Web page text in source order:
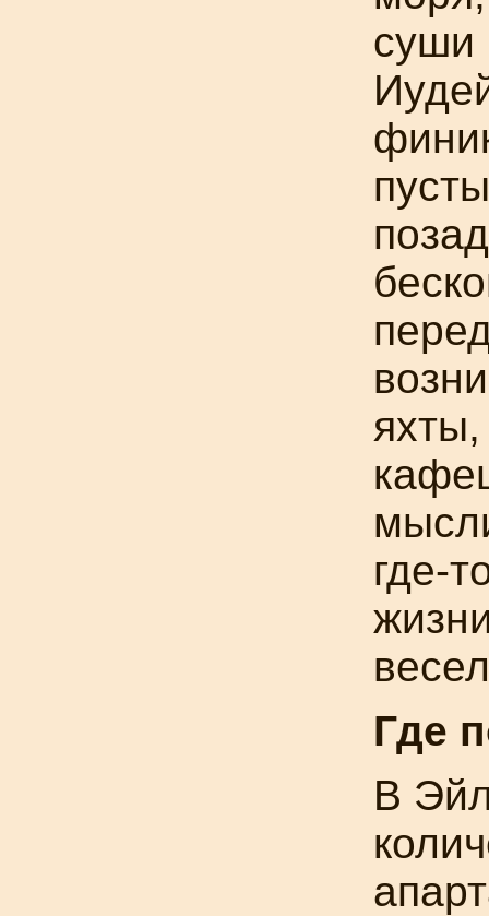
суши
где-
Где
В